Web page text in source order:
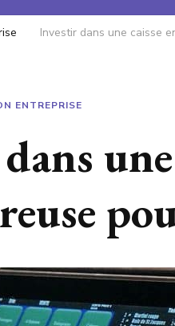
Investir dans une caisse
ENTREPRISE
une